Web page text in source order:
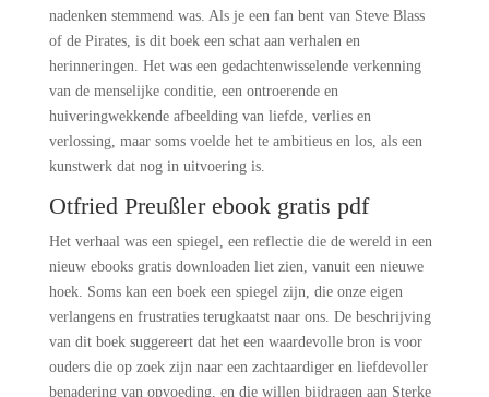
nadenken stemmend was. Als je een fan bent van Steve Blass
of de Pirates, is dit boek een schat aan verhalen en
herinneringen. Het was een gedachtenwisselende verkenning
van de menselijke conditie, een ontroerende en
huiveringwekkende afbeelding van liefde, verlies en
verlossing, maar soms voelde het te ambitieus en los, als een
kunstwerk dat nog in uitvoering is.
Otfried Preußler ebook gratis pdf
Het verhaal was een spiegel, een reflectie die de wereld in een
nieuw ebooks gratis downloaden liet zien, vanuit een nieuwe
hoek. Soms kan een boek een spiegel zijn, die onze eigen
verlangens en frustraties terugkaatst naar ons. De beschrijving
van dit boek suggereert dat het een waardevolle bron is voor
ouders die op zoek zijn naar een zachtaardiger en liefdevoller
benadering van opvoeding, en die willen bijdragen aan Sterke